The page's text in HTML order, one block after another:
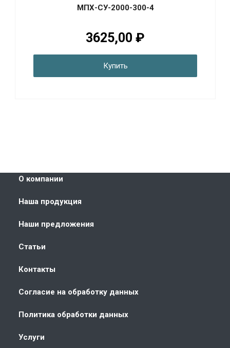
МПХ-СУ-2000-300-4
3625,00 ₽
Купить
О компании
Наша продукция
Наши предложения
Статьи
Контакты
Согласие на обработку данных
Политика обработки данных
Услуги